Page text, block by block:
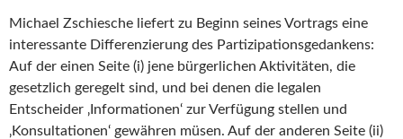
Michael Zschiesche liefert zu Beginn seines Vortrags eine
interessante Differenzierung des Partizipationsgedankens:
Auf der einen Seite (i) jene bürgerlichen Aktivitäten, die
gesetzlich geregelt sind, und bei denen die legalen
Entscheider ‚Informationen‘ zur Verfügung stellen und
‚Konsultationen‘ gewähren müsen. Auf der anderen Seite (ii)